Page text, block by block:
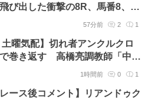
び出した衝撃の8R、馬番8、8
57分前 2 1
土曜気配】切れ者アンクルクロ
巻き返す 高橋亮調教師「中京
1時間前 0 1
レース後コメント】リアンドゥク